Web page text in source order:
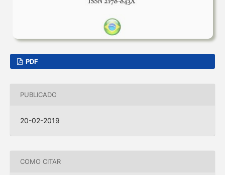
PDF
PUBLICADO
20-02-2019
COMO CITAR